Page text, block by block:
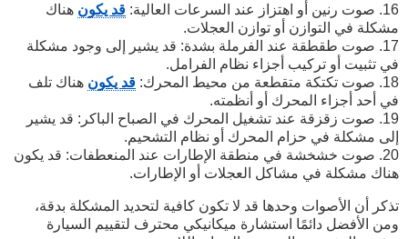
16. صوت رنين أو اهتزاز عند السرعات العالية:
قد يكون هناك
مشكلة في التوازن أو توازن العجلات.
17. صوت طقطقة عند الفرملة بشدة: قد يشير إلى وجود مشكلة
في تثبيت أو تركيب أجزاء نظام الفرامل.
18. صوت تكتكة متقطعة من محيط المحرك:
قد يكون هناك تلف
في أحد أجزاء المحرك أو أنظمته.
19. صوت زقزقة عند تشغيل المحرك في الصباح الباكر: قد يشير
إلى مشكلة في حزام المحرك أو نظام التشحيم.
20. صوت خشخشة في منطقة الإطارات عند المنعطفات: قد يكون
هناك مشكلة في مشاكل العجلات أو الإطارات.
تذكر أن الأصوات وحدها قد لا تكون كافية لتحديد المشكلة بدقة،
ومن الأفضل دائمًا استشارة ميكانيكي محترف لتقييم السيارة